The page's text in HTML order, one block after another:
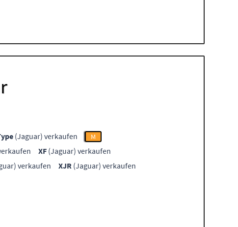
(Jaguar) verkaufen M
XF (Jaguar) verkaufen
verkaufen XJR (Jaguar) verkaufen